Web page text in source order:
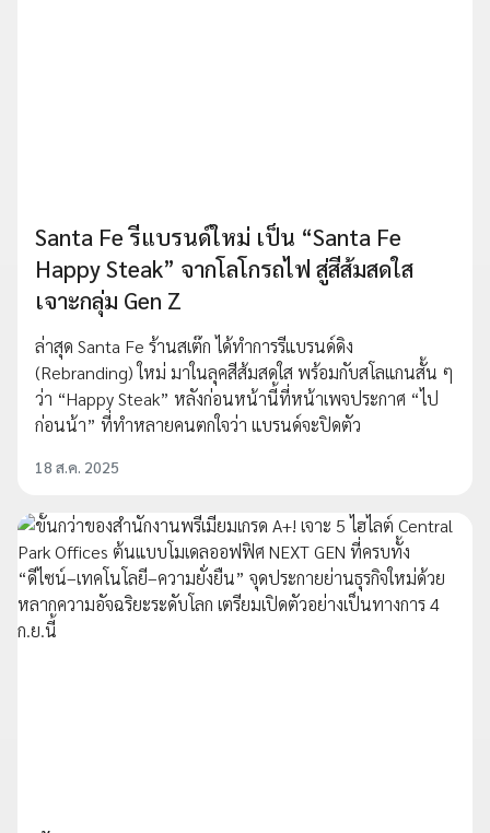
Santa Fe รีแบรนด์ใหม่ เป็น “Santa Fe
Happy Steak” จากโลโกรถไฟ สู่สีส้มสดใส
เจาะกลุ่ม Gen Z
ล่าสุด Santa Fe ร้านสเต๊ก ได้ทำการรีแบรนด์ดิง
(Rebranding) ใหม่ มาในลุคสีส้มสดใส พร้อมกับสโลแกนสั้น ๆ
ว่า “Happy Steak” หลังก่อนหน้านี้ที่หน้าเพจประกาศ “ไป
ก่อนน้า” ที่ทำหลายคนตกใจว่า แบรนด์จะปิดตัว
18 ส.ค. 2025